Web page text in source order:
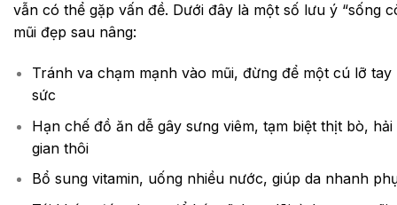
vẫn có thể gặp vấn đề. Dưới đây là một số lưu ý “sống
mũi đẹp sau nâng:
Tránh va chạm mạnh vào mũi, đừng để một cú lỡ
sức
Hạn chế đồ ăn dễ gây sưng viêm, tạm biệt thịt bò,
gian thôi
Bổ sung vitamin, uống nhiều nước, giúp da nhanh